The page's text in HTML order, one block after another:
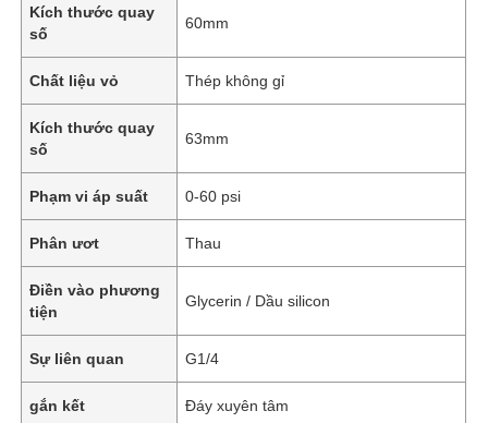
Kích thước quay
số
60mm
Chất liệu vỏ Thép không gỉ
Kích thước quay
số
63mm
Phạm vi áp suất 0-60 psi
Phân ươt Thau
Điền vào phương
tiện
Glycerin / Dầu silicon
Sự liên quan G1/4
gắn kết Đáy xuyên tâm